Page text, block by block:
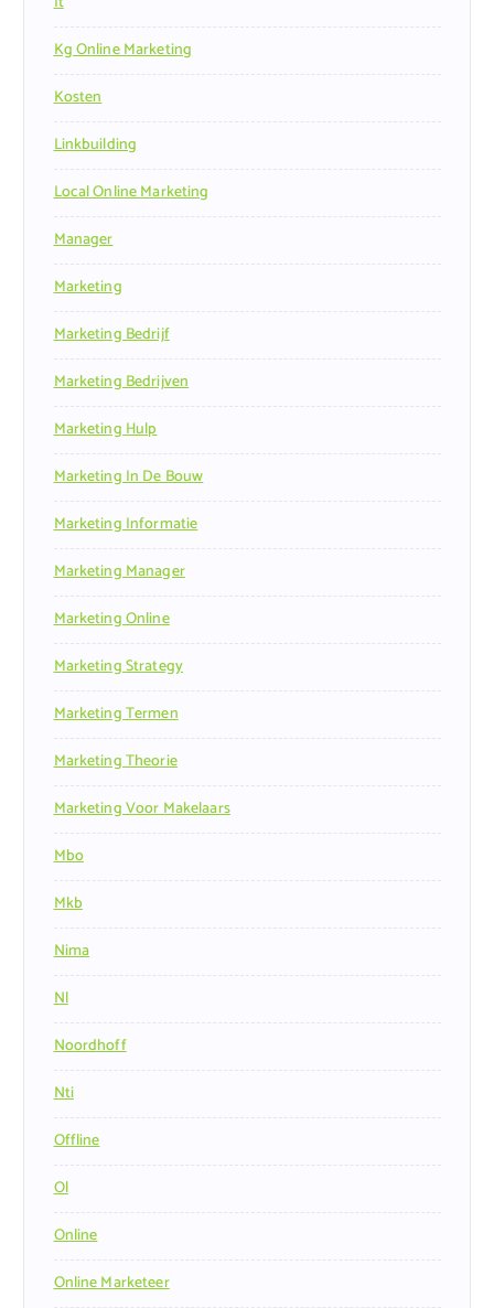
Kg Online Marketing
Kosten
Linkbuilding
Local Online Marketing
Manager
Marketing
Marketing Bedrijf
Marketing Bedrijven
Marketing Hulp
Marketing In De Bouw
Marketing Informatie
Marketing Manager
Marketing Online
Marketing Strategy
Marketing Termen
Marketing Theorie
Marketing Voor Makelaars
Mbo
Mkb
Nima
Nl
Noordhoff
Nti
Offline
Ol
Online
Online Marketeer